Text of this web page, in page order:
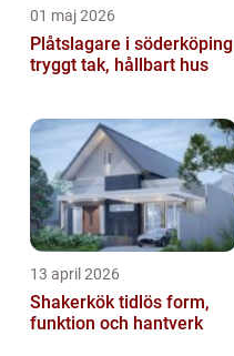
01 maj 2026
Plåtslagare i söderköping
tryggt tak, hållbart hus
13 april 2026
Shakerkök tidlös form,
funktion och hantverk